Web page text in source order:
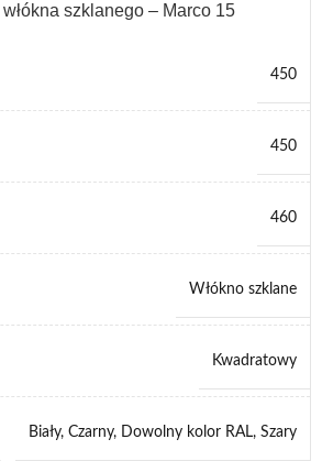
szklanego – Marco 15
450
450
460
Włókno szklane
Kwadratowy
Biały, Czarny, Dowolny kolor RAL, Szary